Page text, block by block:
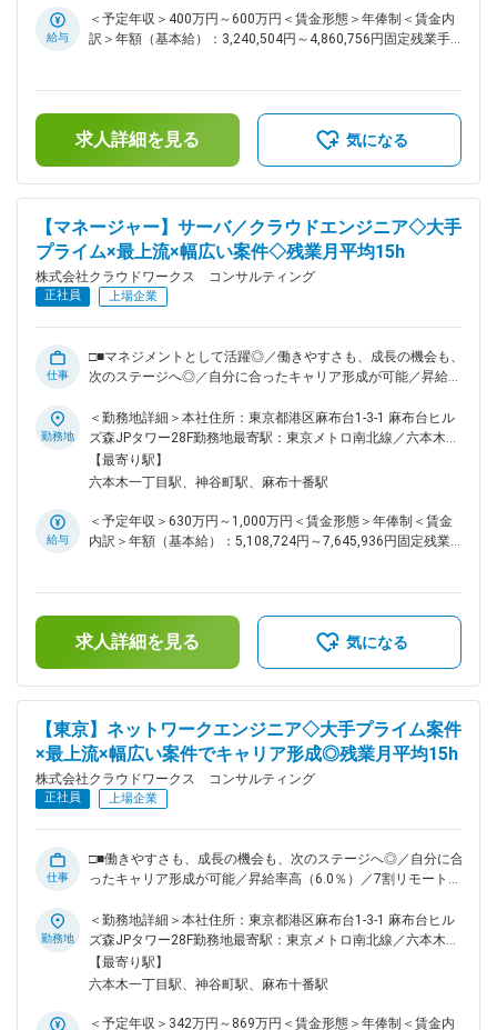
大を進めています。中小企業のDX支援を行い、エンジニアが
自分らしく活躍できる環境づくりにも注力しています。 変更
応、スカウト業務、求人媒体対応など） ・書類選考 ・面談、
面接の日程調整 ・採用面接の実施 ・エントリー時やオファー
事業や新規事業の拡大に直接貢献できます。 ・応募者母集団
形成からクロージングまで一連の採用プロセスを担当し、採用
スキルを幅広く身につけることができます。 ※今後はご経験や
希望に応じて、他領域の採用担当や人事領域の業務を担う可能
コンサルティングは、クラウドワークスグループの「コンサル
ティングの民主化」を掲げ、2025年10月に新設された企業で
す。人材紹介やSESや受託開発事業を強みとしながら、コンサ
ルティング領域とのシナジーを高めるため事業と組織の拡大を
進めています。中小企業のDX支援を行い、エンジニアが自分
らしく活躍できる環境づくりにも注力しています。 変更の範
給与
＜予定年収＞400万円～600万円＜賃金形態＞年俸制＜賃金内
訳＞年額（基本給）：3,240,504円～4,860,756円固定残業手
業手当＞有＜給与補足＞※給与詳細は、スキル・経験により決
定します。■昇給：年1回賃金はあくまでも目安の金額であ
り、選考を通じて上下する可能性があります。月給(月額)は固
求人詳細を見る 気になる
【マネージャー】サーバ／クラウドエンジニア◇大手
プライム×最上流×幅広い案件◇残業月平均15h
株式会社クラウドワークス コンサルティング
正社員 上場企業
仕事
□■マネジメントとして活躍◎／働きやすさも、成長の機会も、
次のステージへ◎／自分に合ったキャリア形成が可能／昇給率
AZURE・GCPクラウド領域・オンプレミス領域・サーバの設
計・構築／「人材サービス型AWSパートナー」認定企業■□ ■
業務内容： ～マネージャーとして組織を牽引◎～ インフラの
プロジェクトを中心に、最上流のITコンサルティングから、設
に参画して頂きます。大規模案件、上流の案件を多数請け負っ
ており、あなたの伸ばしたいスキルや描きたいキャリアに合わ
術についてのスキル・知識を身につけて成長したい」など、成
長意欲のある方や叶えたいキャリアプランをお持ちの方を歓迎
します。 ■プロジェクト例： ・AWSの要件定義、設計、構
築、運用保守業務 ・Azure／GCPの設計、構築、検証、運用業
取得者は入社直後からクラウドプロジェクトへのアサインを確
約します。 ・AWS Certified Solutions Architect - Professional
・AWS Certified DevOps Engineer - Professional ■業務の特
徴： ～社内請負案件拡大中／スキルを磨き、キャリアを広げ
るクラウドワークスグループで次のステージへ～ ◇現在、クラ
ウドワークス コンサルティングでは社内での請負案件の拡大
外部プロジェクト ・要件定義や設計から関われる自社内プロ
ジェクト ◇PM/PL経験者には、請負チームの立ち上げや拡大に
変更の範囲：会社の定める業務
勤務地
＜勤務地詳細＞本社住所：東京都港区麻布台1-3-1 麻布台ヒル
ズ森JPタワー28F勤務地最寄駅：東京メトロ南北線／六本木一
丁目駅受動喫煙対策：屋内喫煙可能場所あり変更の範囲：会社
の定める事業所（リモートワーク含む）
【最寄り駅】
六本木一丁目駅、神谷町駅、麻布十番駅
給与
＜予定年収＞630万円～1,000万円＜賃金形態＞年俸制＜賃金
内訳＞年額（基本給）：5,108,724円～7,645,936円固定残業
有無＞有＜残業手当＞有＜給与補足＞※スキルや経験を考慮の
上、当社賃金規定により決定します。■昇給：年1回※2024年
度年間平均昇給額：26万円■業績賞与あり賃金はあくまでも目
給(月額)は固定手当を含めた表記です。
求人詳細を見る 気になる
【東京】ネットワークエンジニア◇大手プライム案件
×最上流×幅広い案件でキャリア形成◎残業月平均15h
株式会社クラウドワークス コンサルティング
正社員 上場企業
仕事
□■働きやすさも、成長の機会も、次のステージへ◎／自分に合
ったキャリア形成が可能／昇給率高（6.0％）／7割リモート／
してスキルアップ可能／「人材サービス型AWSパートナー」
認定企業■□ ■業務内容： ～SD-WAN・SASE・ネットワークエ
ンジニアとして専門性を高めたい方におすすめ◎～ インフラ
のプロジェクトを中心に、最上流のITコンサルティングから、
トに参画して頂きます。大規模案件、上流の案件を多数請け負
勤務地
＜勤務地詳細＞本社住所：東京都港区麻布台1-3-1 麻布台ヒル
ズ森JPタワー28F勤務地最寄駅：東京メトロ南北線／六本木一
丁目駅受動喫煙対策：屋内喫煙可能場所あり変更の範囲：会社
の定める事業所（リモートワーク含む）
【最寄り駅】
六本木一丁目駅、神谷町駅、麻布十番駅
＜予定年収＞342万円～869万円＜賃金形態＞年俸制＜賃金内